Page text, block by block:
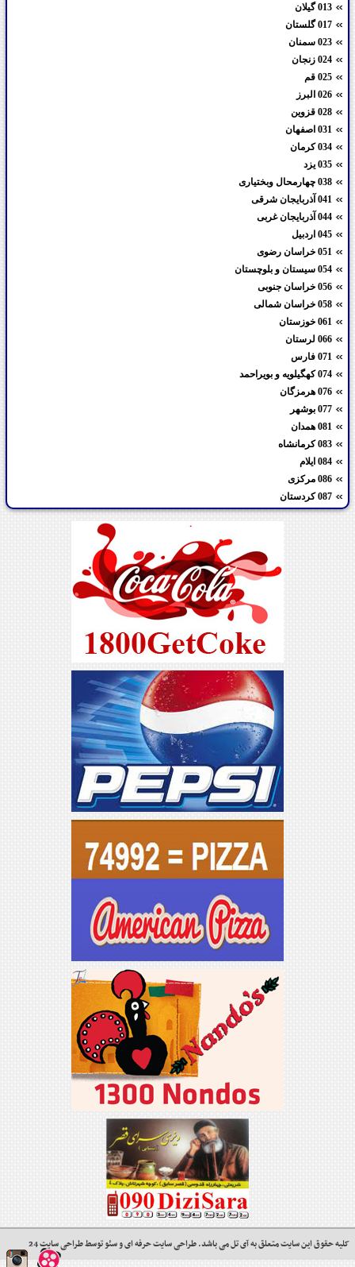
013 گیلان
017 گلستان
023 سمنان
024 زنجان
025 قم
026 البرز
028 قزوین
031 اصفهان
034 کرمان
035 یزد
038 چهارمحال وبختیاری
041 آذربایجان شرقی
044 آذربایجان غربی
045 اردبیل
051 خراسان رضوی
054 سیستان و بلوچستان
056 خراسان جنوبی
058 خراسان شمالی
061 خوزستان
066 لرستان
071 فارس
074 کهگیلویه و بویراحمد
076 هرمزگان
077 بوشهر
081 همدان
083 کرمانشاه
084 ایلام
086 مرکزی
087 کردستان
کلیه حقوق این سایت متعلق بهآی تلمی باشد.طراحی سایت حرفه ایوسئوتوسططراحی سایت 24